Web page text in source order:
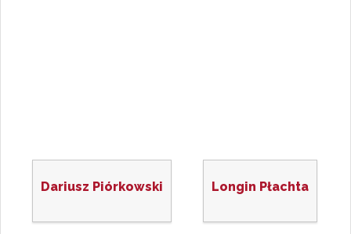
Dariusz Piórkowski Longin Płachta